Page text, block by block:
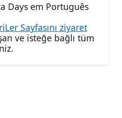
Days em Português
Sayfasını ziyaret
ve isteğe bağlı tüm